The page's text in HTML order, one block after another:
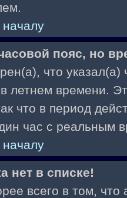
началу
пояс, но
что
летнем времени.
что в период
час с реальным
началу
нет в списке!
всего в том,